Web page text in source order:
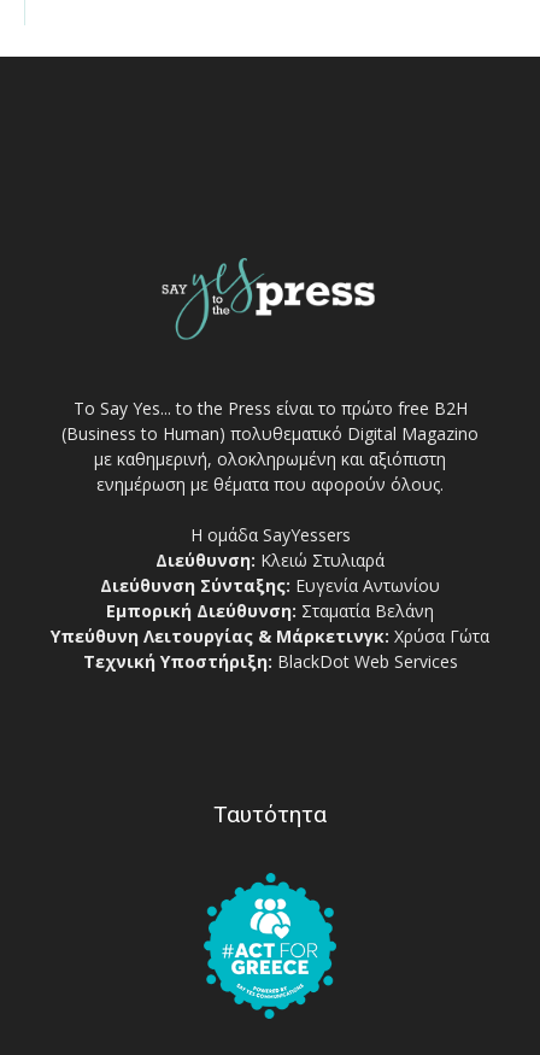
Το Say Yes... to the Press είναι το πρώτο free Β2Η
(Business to Human) πολυθεματικό Digital Magazino
με καθημερινή, ολοκληρωμένη και αξιόπιστη
ενημέρωση με θέματα που αφορούν όλους.
Η ομάδα SayYessers
Διεύθυνση: Κλειώ Στυλιαρά
Διεύθυνση Σύνταξης: Ευγενία Αντωνίου
Εμπορική Διεύθυνση: Σταματία Βελάνη
Υπεύθυνη Λειτουργίας & Μάρκετινγκ: Χρύσα Γώτα
Τεχνική Υποστήριξη: BlackDot Web Services
Ταυτότητα